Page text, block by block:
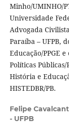
Minho/UMINHO/
Universidade
Advogada
Paraíba – UFPB,
Educação/PPGE
Políticas
História e
HISTEDBR/PB.
Felipe
- UFPB